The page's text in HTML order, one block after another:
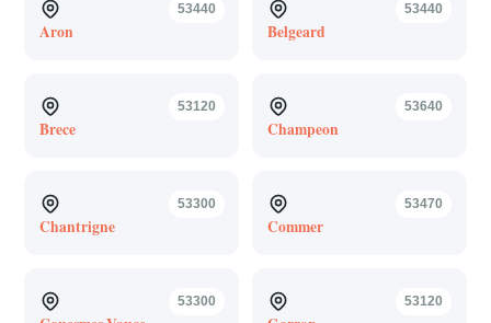
53440
Aron
53440
Belgeard
53120
Brece
53640
Champeon
53300
Chantrigne
53470
Commer
53300 53120